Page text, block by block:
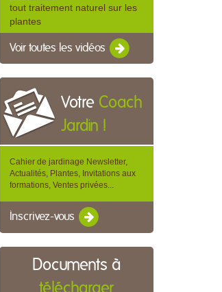
tout traitement naturel sur les
plantes
Voir toutes les vidéos
Votre Coach
Jardin !
Cahier de jardinage Newsletter,
Actualités, Plantes, Invitations aux
formations, Ventes privées...
Inscrivez-vous
Documents à
télécharger